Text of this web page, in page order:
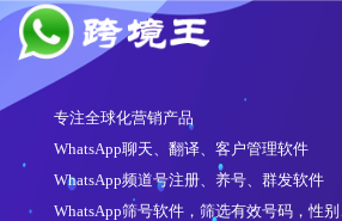
专注全球化营销产品
WhatsApp聊天、翻译、客户管理软件
WhatsApp频道号注册、养号、群发软件
WhatsApp筛号软件，筛选有效号码，性